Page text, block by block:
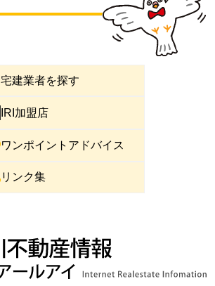
宅建業者を探す
IRI加盟店
ワンポイントアドバイス
リンク集